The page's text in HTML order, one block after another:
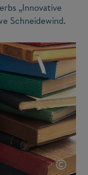
„Innovative
Schneidewind.
©